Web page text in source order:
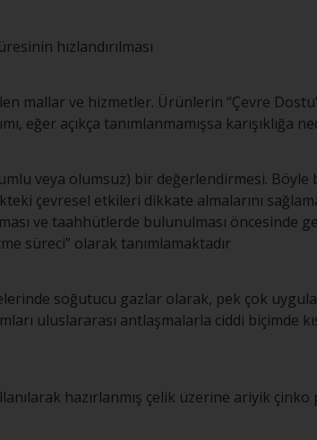
hızlandırılması
mallar ve hizmetler. Ürünlerin “Çevre
eğer açıkça tanımlanmamışsa karışıklığa
veya olumsuz) bir değerlendirmesi. Böyle
çevresel etkileri dikkate almalarını
ve taahhütlerde bulunulması öncesinde
süreci” olarak tanımlamaktadır
soğutucu gazlar olarak, pek çok
uluslararası antlaşmalarla ciddi biçimde
hazırlanmış çelik üzerine ariyik